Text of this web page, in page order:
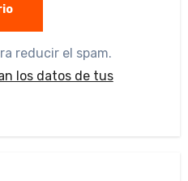
reducir el spam.
los datos de tus